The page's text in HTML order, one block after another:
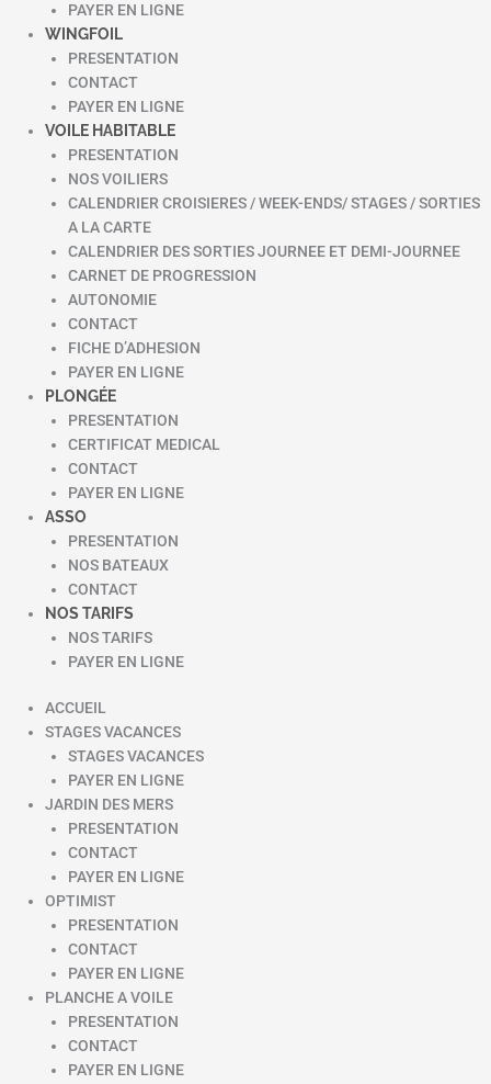
PAYER EN LIGNE
WINGFOIL
PRESENTATION
CONTACT
PAYER EN LIGNE
VOILE HABITABLE
PRESENTATION
NOS VOILIERS
CALENDRIER CROISIERES / WEEK-ENDS/ STAGES / SORTIES
A LA CARTE
CALENDRIER DES SORTIES JOURNEE ET DEMI-JOURNEE
CARNET DE PROGRESSION
AUTONOMIE
CONTACT
FICHE D’ADHESION
PAYER EN LIGNE
PLONGÉE
PRESENTATION
CERTIFICAT MEDICAL
CONTACT
PAYER EN LIGNE
ASSO
PRESENTATION
NOS BATEAUX
CONTACT
NOS TARIFS
NOS TARIFS
PAYER EN LIGNE
ACCUEIL
STAGES VACANCES
STAGES VACANCES
PAYER EN LIGNE
JARDIN DES MERS
PRESENTATION
CONTACT
PAYER EN LIGNE
OPTIMIST
PRESENTATION
CONTACT
PAYER EN LIGNE
PLANCHE A VOILE
PRESENTATION
CONTACT
PAYER EN LIGNE